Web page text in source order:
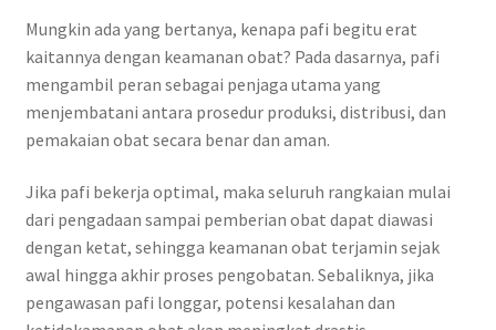
Mungkin ada yang bertanya, kenapa pafi begitu erat
kaitannya dengan keamanan obat? Pada dasarnya, pafi
mengambil peran sebagai penjaga utama yang
menjembatani antara prosedur produksi, distribusi, dan
pemakaian obat secara benar dan aman.
Jika pafi bekerja optimal, maka seluruh rangkaian mulai
dari pengadaan sampai pemberian obat dapat diawasi
dengan ketat, sehingga keamanan obat terjamin sejak
awal hingga akhir proses pengobatan. Sebaliknya, jika
pengawasan pafi longgar, potensi kesalahan dan